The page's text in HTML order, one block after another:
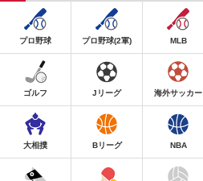
プロ野球 プロ野球(2軍) MLB
ゴルフ Jリーグ 海外サッカー
大相撲 Bリーグ NBA